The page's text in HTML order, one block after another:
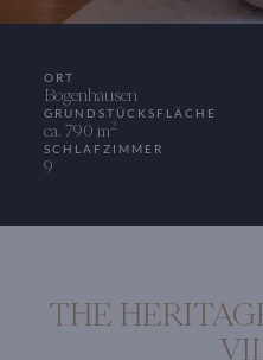
ORT
Bogenhausen
GRUNDSTÜCKSFLÄCHE
ca. 790 m 2
SCHLAFZIMMER
9
THE